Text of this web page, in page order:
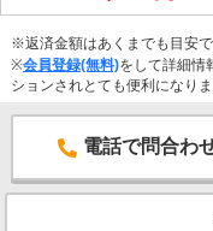
※返済金額はあくまでも目安で
※会員登録(無料)をして詳細情
ションされとても便利になりま
電話で問合わ